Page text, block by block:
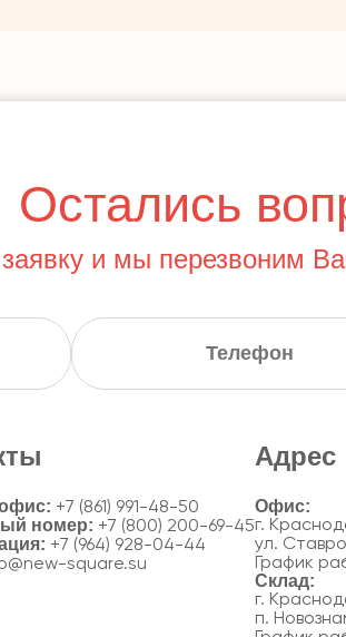
Остались
заявку и мы перезвоним
+7 (861) 991-48-50
номер: +7 (800) 200-69-45
+7 (964) 928-04-44
square.su
Адрес
г.
ул.
График
г.
п.